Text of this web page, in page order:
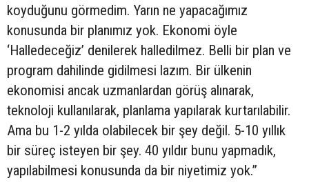
koyduğunu görmedim. Yarın ne yapacağımız
konusunda bir planımız yok. Ekonomi öyle
‘Halledeceğiz’ denilerek halledilmez. Belli bir plan ve
program dahilinde gidilmesi lazım. Bir ülkenin
ekonomisi ancak uzmanlardan görüş alınarak,
teknoloji kullanılarak, planlama yapılarak kurtarılabilir.
Ama bu 1-2 yılda olabilecek bir şey değil. 5-10 yıllık
bir süreç isteyen bir şey. 40 yıldır bunu yapmadık,
yapılabilmesi konusunda da bir niyetimiz yok.”